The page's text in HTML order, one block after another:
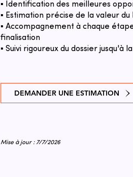
▪ Identification des meilleures
▪ Estimation précise de la valeur du
▪ Accompagnement à chaque
finalisation
▪ Suivi rigoureux du dossier jusqu'à
DEMANDER UNE ESTIMATION
Mise à jour : 7/7/2026